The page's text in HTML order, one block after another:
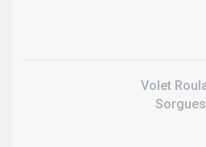
Volet
Sorgues